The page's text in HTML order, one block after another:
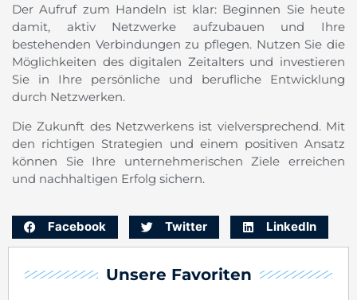
Unsere Favoriten
Der Aufruf zum Handeln ist klar: Beginnen Sie heute
damit, aktiv Netzwerke aufzubauen und Ihre
bestehenden Verbindungen zu pflegen. Nutzen Sie die
Möglichkeiten des digitalen Zeitalters und investieren
Sie in Ihre persönliche und berufliche Entwicklung
durch Netzwerken.
Die Zukunft des Netzwerkens ist vielversprechend. Mit
den richtigen Strategien und einem positiven Ansatz
können Sie Ihre unternehmerischen Ziele erreichen
und nachhaltigen Erfolg sichern.
Facebook Twitter LinkedIn